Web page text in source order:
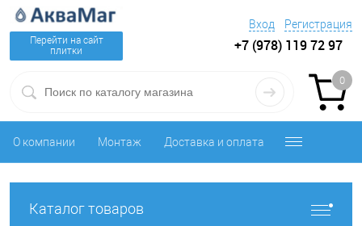
Перейти на сайт
плитки
Вход Регистрация
+7 (978) 119 72 97
0
О компании Монтаж Доставка и оплата
Каталог товаров